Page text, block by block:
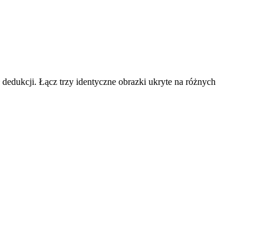
Łącz trzy identyczne obrazki ukryte na różnych